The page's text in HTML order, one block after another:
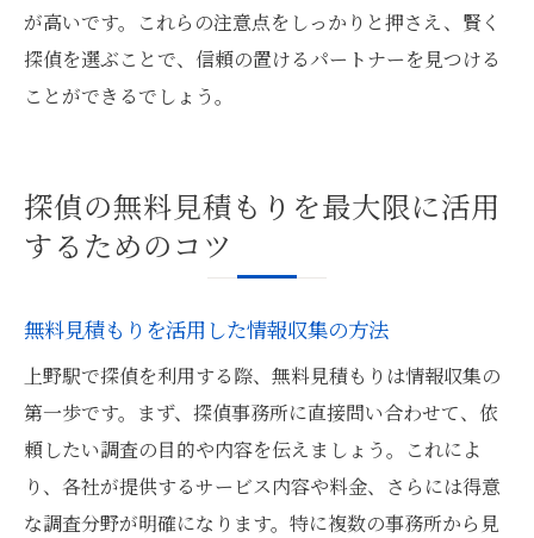
が高いです。これらの注意点をしっかりと押さえ、賢く
探偵を選ぶことで、信頼の置けるパートナーを見つける
ことができるでしょう。
探偵の無料見積もりを最大限に活用
するためのコツ
無料見積もりを活用した情報収集の方法
上野駅で探偵を利用する際、無料見積もりは情報収集の
第一歩です。まず、探偵事務所に直接問い合わせて、依
頼したい調査の目的や内容を伝えましょう。これによ
り、各社が提供するサービス内容や料金、さらには得意
な調査分野が明確になります。特に複数の事務所から見